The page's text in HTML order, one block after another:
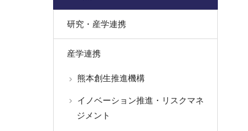
研究・産学連携
産学連携
熊本創生推進機構
イノベーション推進・リスクマネ
ジメント